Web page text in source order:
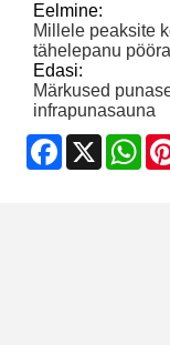
Eelmine:
Millele peaksite
tähelepanu
Edasi:
Märkused
infrapunasauna
Facebook
X